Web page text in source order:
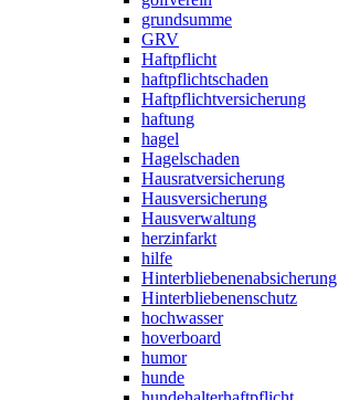
grundsumme
GRV
Haftpflicht
haftpflichtschaden
Haftpflichtversicherung
haftung
hagel
Hagelschaden
Hausratversicherung
Hausversicherung
Hausverwaltung
herzinfarkt
hilfe
Hinterbliebenenabsicherung
Hinterbliebenenschutz
hochwasser
hoverboard
humor
hunde